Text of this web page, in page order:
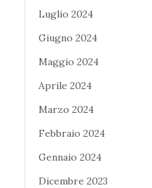
Luglio 2024
Giugno 2024
Maggio 2024
Aprile 2024
Marzo 2024
Febbraio 2024
Gennaio 2024
Dicembre 2023